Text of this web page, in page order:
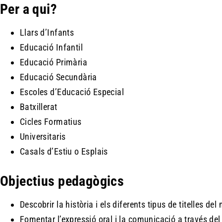
Per a qui?
Llars d’Infants
Educació Infantil
Educació Primària
Educació Secundària
Escoles d’Educació Especial
Batxillerat
Cicles Formatius
Universitaris
Casals d’Estiu o Esplais
Objectius pedagògics
Descobrir la història i els diferents tipus de titelles del
Fomentar l’expressió oral i la comunicació a través